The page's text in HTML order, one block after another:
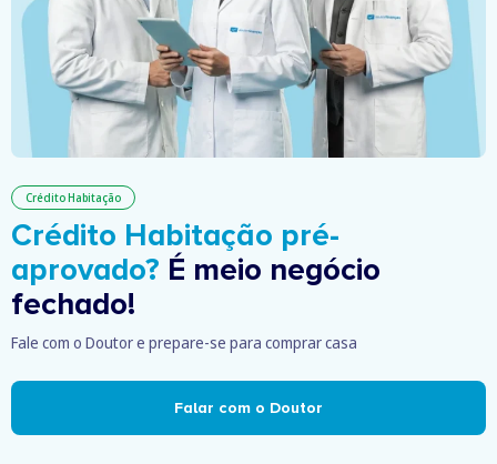
Crédito Habitação
Crédito Habitação pré-
aprovado? É meio negócio
fechado!
Fale com o Doutor e prepare-se para comprar casa
Falar com o Doutor